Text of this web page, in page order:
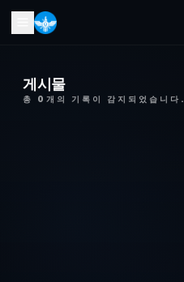
게시물
총 0 개의 기록이 감지되었습니다.